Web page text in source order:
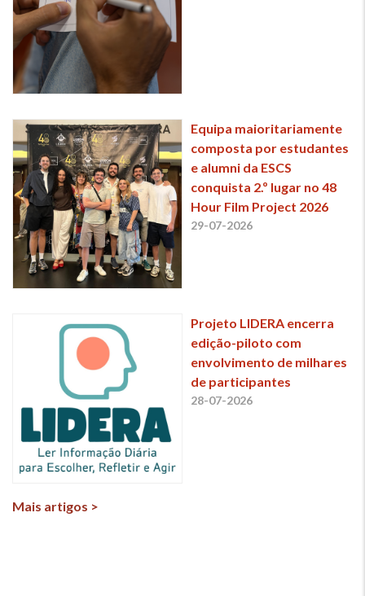
Equipa maioritariamente
composta por estudantes
e alumni da ESCS
conquista 2.º lugar no 48
Hour Film Project 2026
29-07-2026
Projeto LIDERA encerra
edição-piloto com
envolvimento de milhares
de participantes
28-07-2026
Mais artigos >